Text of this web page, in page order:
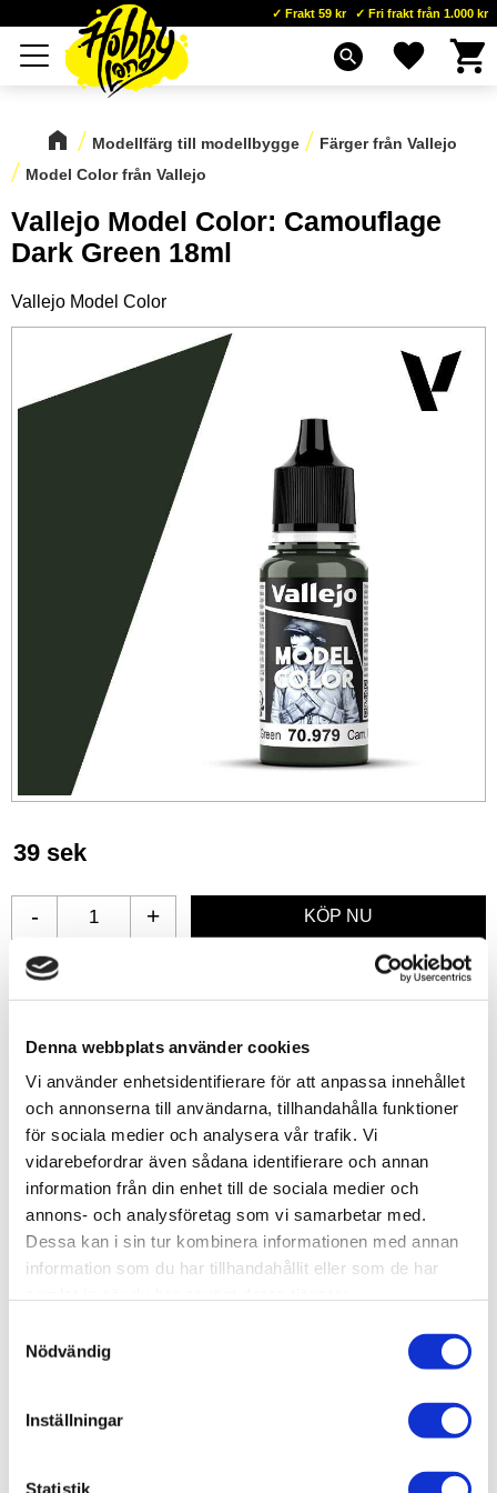
Denna webbplats använder cookies
Vi använder enhetsidentifierare för att anpassa innehållet
och annonserna till användarna, tillhandahålla funktioner
för sociala medier och analysera vår trafik. Vi
vidarebefordrar även sådana identifierare och annan
information från din enhet till de sociala medier och
annons- och analysföretag som vi samarbetar med.
Dessa kan i sin tur kombinera informationen med annan
information som du har tillhandahållit eller som de har
Nödvändig
Inställningar
Statistik
Meny
Frakt 59 kr Fri frakt från 1.000 kr
search Favoriter
Modellfärg till modellbygge
Färger från Vallejo
Model Color från Vallejo
Vallejo Model Color: Camouflage
Dark Green 18ml
Vallejo Model Color
39 sek
+
-
Lagerstatus
Leveranstid
skickas från oss inom 0-1 vardagar
Allmänt
Vallejo har tagit fram en ny formulering som kommer att
överraska dig med sin fantastiska penselvänlighet,
utmärkta täckförmåga och suveräna matta finish.
Du kommer att märka att färgerna torkar snabbt och
bildar ett homogent och självutjämnande lager som
bevarar även de minsta detaljerna på din modell.
förbehandlad yta med primer.
ml/0,6 fl oz med pipett. Denna förpackning förhindrar att